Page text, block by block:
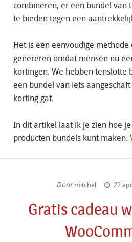
combineren, er een bundel van
te bieden tegen een
Het is een eenvoudige
genereren omdat mensen nu
kortingen. We hebben tenslotte
een bundel van iets
korting gaf.
In dit artikel laat ik je zien hoe
producten bundels kunt maken.
Door mitchel 22
Gratis cadeau